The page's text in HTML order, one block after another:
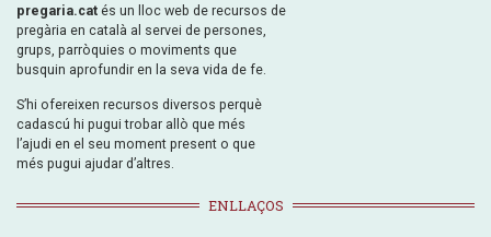
pregaria.cat és un lloc web de recursos de
pregària en català al servei de persones,
grups, parròquies o moviments que
busquin aprofundir en la seva vida de fe.
S’hi ofereixen recursos diversos perquè
cadascú hi pugui trobar allò que més
l’ajudi en el seu moment present o que
més pugui ajudar d’altres.
ENLLAÇOS